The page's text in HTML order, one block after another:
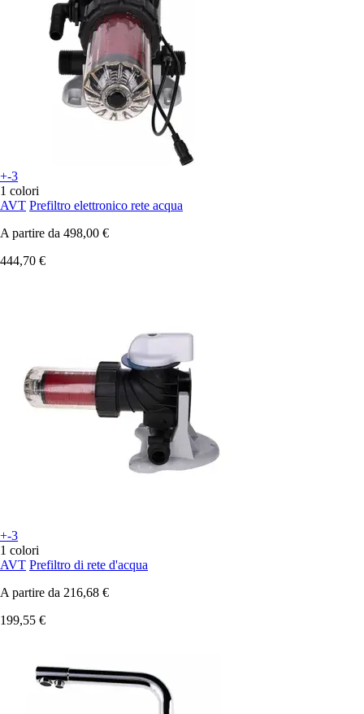
+-3
1 colori
AVT Prefiltro elettronico rete acqua
A partire da 498,00 €
444,70 €
+-3
1 colori
AVT Prefiltro di rete d'acqua
A partire da 216,68 €
199,55 €